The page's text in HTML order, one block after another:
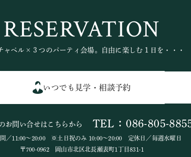
RESERVATION
ャペル×３つのパーティ会場。自由に楽しむ１日を・・・
いつでも見学・相談予約
お問い合せはこちらから TEL：086-805-
／11:00～20:00 ※土日祝のみ 10:00～20:00 定休日／毎週水曜日
〒700-0962 岡山市北区北長瀬表町1丁目831-1